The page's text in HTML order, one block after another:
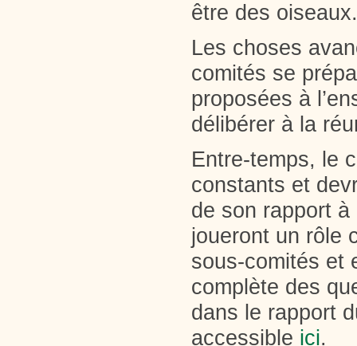
être des oiseaux.
Les choses
comités se
proposées à
délibérer à la
Entre-temps, le
constants et
de son rapport
joueront un rôle
sous-comités et
complète des
dans le rapport
accessible ici.